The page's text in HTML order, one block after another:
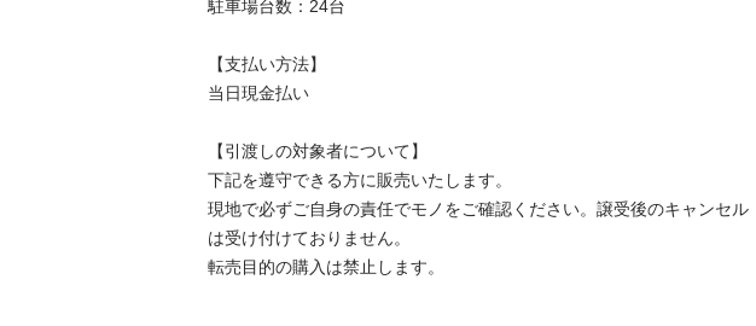
駐車場台数：24台
【⽀払い⽅法】
当日現金払い
【引渡しの対象者について】
下記を遵守できる⽅に販売いたします。
現地で必ずご⾃⾝の責任でモノをご確認ください。譲受後のキャンセル
は受け付けておりません。
転売⽬的の購⼊は禁⽌します。